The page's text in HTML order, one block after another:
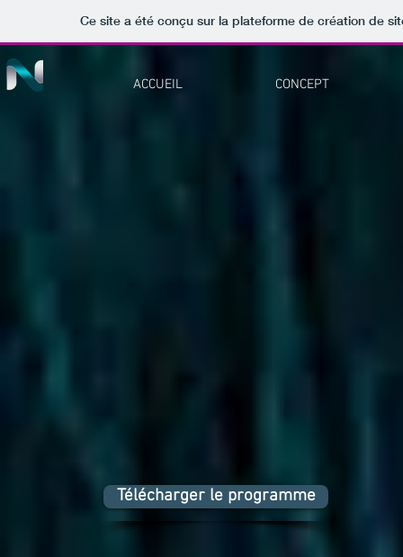
Ce site a été conçu sur la plateforme de création de
ACCUEIL CONCEPT
Télécharger le programme